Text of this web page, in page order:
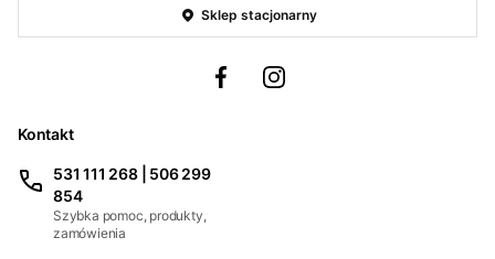
Sklep stacjonarny
Kontakt
531 111 268 | 506 299
854
Szybka pomoc, produkty,
zamówienia